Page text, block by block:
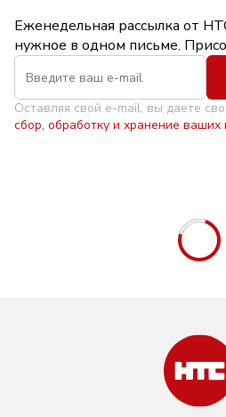
Еженедельная рассылка от
нужное в одном письме.
Оставляя свой e-mail, вы даете
сбор, обработку и хранение